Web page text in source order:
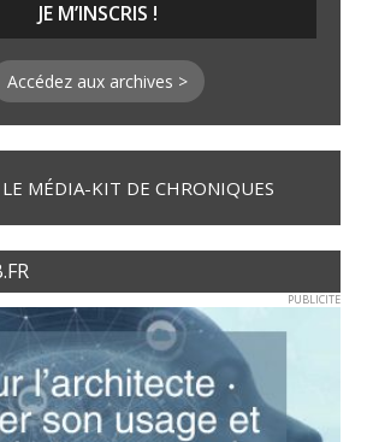
Accédez aux archives >
MÉDIA-KIT DE CHRONIQUES
PUBLICITE